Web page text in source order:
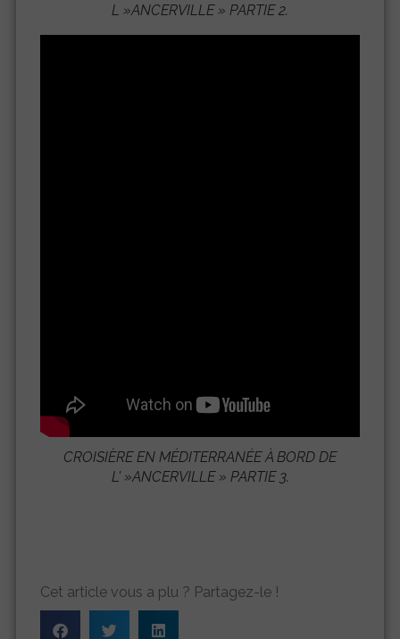
L »ANCERVILLE» PARTIE 2.
CROISIÈRE EN MÉDITERRANÉE À BORD DE
L' »ANCERVILLE» PARTIE 3.
Cet article vous a plu ? Partagez-le !